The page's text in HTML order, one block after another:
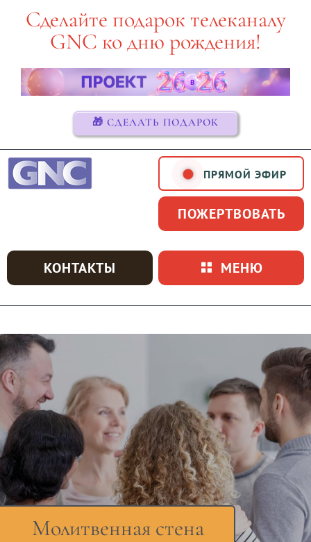
Сделайте подарок телеканалу
GNC ко дню рождения!
🎁 СДЕЛАТЬ ПОДАРОК
ПРЯМОЙ ЭФИР
ПОЖЕРТВОВАТЬ
КОНТАКТЫ МЕНЮ
Молитвенная стена